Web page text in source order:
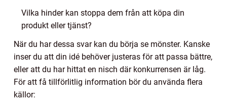
Vilka hinder kan stoppa dem från att köpa din
produkt eller tjänst?
När du har dessa svar kan du börja se mönster. Kanske
inser du att din idé behöver justeras för att passa bättre,
eller att du har hittat en nisch där konkurrensen är låg.
För att få tillförlitlig information bör du använda flera
källor: